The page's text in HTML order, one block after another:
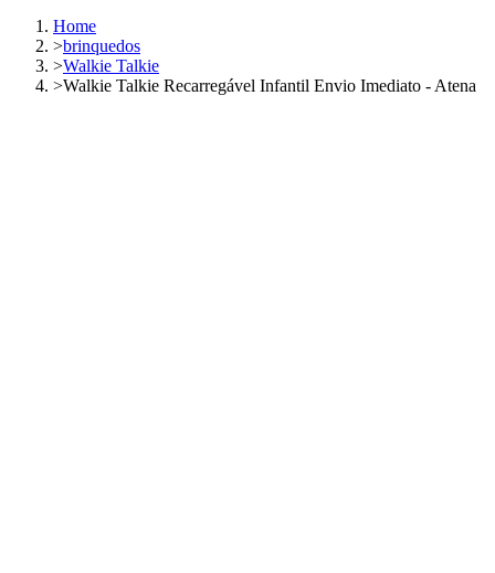
Home
>brinquedos
>Walkie Talkie
>Walkie Talkie Recarregável Infantil Envio Imediato - Atena